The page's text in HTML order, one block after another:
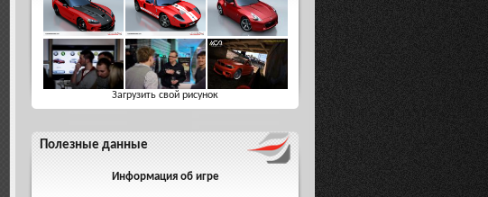
Загрузить свой рисунок
Полезные данные
Информация об игре